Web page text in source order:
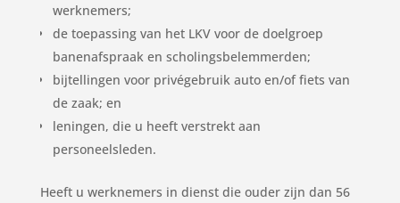
werknemers;
de toepassing van het LKV voor de doelgroep
banenafspraak en scholingsbelemmerden;
bijtellingen voor privégebruik auto en/of fiets van
de zaak; en
leningen, die u heeft verstrekt aan
personeelsleden.
Heeft u werknemers in dienst die ouder zijn dan 56